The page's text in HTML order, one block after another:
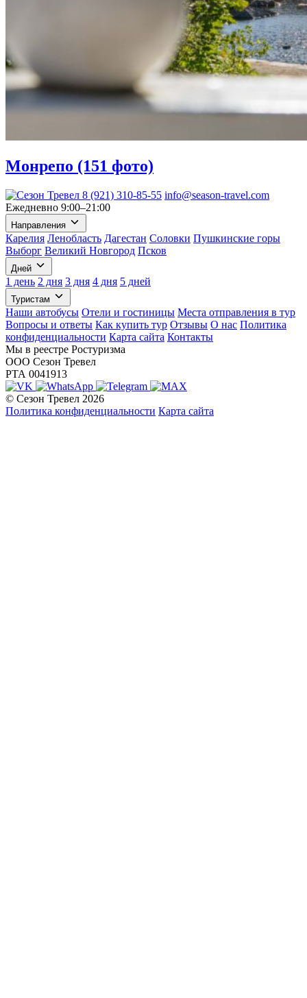
Монрепо (151 фото)
8 (921) 310-85-55 info@season-travel.com
Ежедневно 9:00–21:00
Направления
Карелия Ленобласть Дагестан Соловки Пушкинские горы
Выборг Великий Новгород Псков
Дней
1 день 2 дня 3 дня 4 дня 5 дней
Туристам
Наши автобусы Отели и гостиницы Места отправления в тур
Вопросы и ответы Как купить тур Отзывы О нас Политика
конфиденциальности Карта сайта Контакты
Мы в реестре Ростуризма
ООО Сезон Тревел
РТА 0041913
© Сезон Тревел 2026
Политика конфиденциальности Карта сайта